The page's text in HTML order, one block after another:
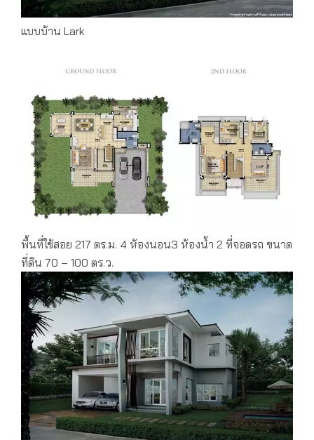
แบบบ้าน Lark
พื้นที่ใช้สอย 217 ตร.ม. 4 ห้องนอน3 ห้องน้ำ 2 ที่จอดรถ ขนาด
ที่ดิน 70 – 100 ตร.ว.